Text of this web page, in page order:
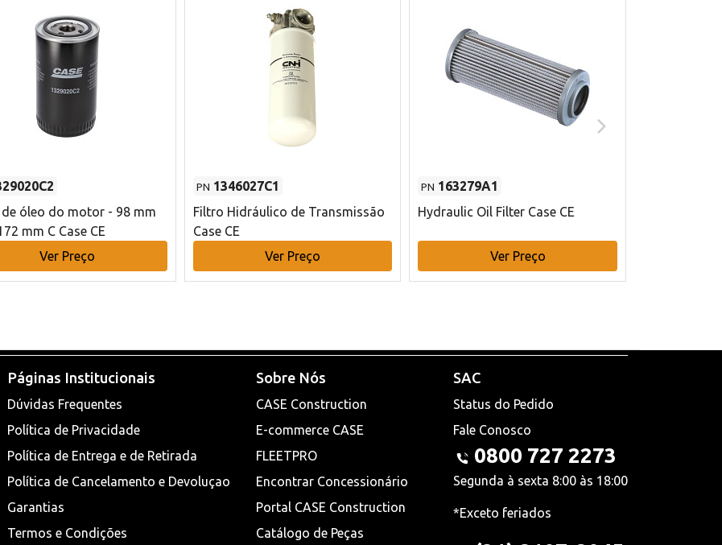
óleo do motor - 98 mm
mm C Case CE
Ver Preço
PN 1346027C1
Filtro Hidráulico de Transmissão
Case CE
Ver Preço
PN 163279A1
Hydraulic Oil Filter Case CE
Ver Preço
Páginas Institucionais
Dúvidas Frequentes
Política de Privacidade
Política de Entrega e de Retirada
Política de Cancelamento e Devoluçao
Garantias
Termos e Condições
Sobre Nós
CASE Construction
E-commerce CASE
FLEETPRO
Encontrar Concessionário
Portal CASE Construction
Catálogo de Peças
SAC
Status do Pedido
Fale Conosco
0800 727 2273
Segunda à sexta 8:00 às 18:00
*Exceto feriados